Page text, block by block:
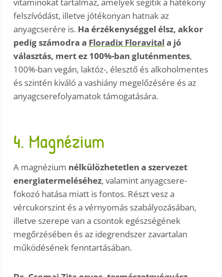
felszívódást, illetve jótékonyan hatnak az
anyagcserére is. Ha érzékenységgel élsz, akkor
pedig számodra a Floradix Floravital a jó
választás, mert ez 100%-ban gluténmentes,
100%-ban vegán, laktóz-, élesztő és alkoholmentes
és szintén kiváló a vashiány megelőzésére és az
anyagcserefolyamatok támogatására.
4. Magnézium
A magnézium nélkülözhetetlen a szervezet
energiatermeléséhez, valamint anyagcsere-
fokozó hatása miatt is fontos. Részt vesz a
vércukorszint és a vérnyomás szabályozásában,
illetve szerepe van a csontok egészségének
megőrzésében és az idegrendszer zavartalan
működésének fenntartásában.